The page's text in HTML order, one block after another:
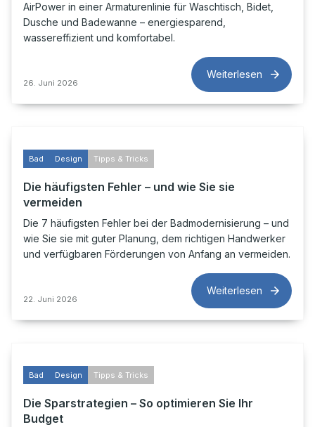
AirPower in einer Armaturenlinie für Waschtisch, Bidet,
Dusche und Badewanne – energiesparend,
wassereffizient und komfortabel.
26. Juni 2026
Weiterlesen
Bad Design Tipps & Tricks
Die häufigsten Fehler – und wie Sie sie
vermeiden
Die 7 häufigsten Fehler bei der Badmodernisierung – und
wie Sie sie mit guter Planung, dem richtigen Handwerker
und verfügbaren Förderungen von Anfang an vermeiden.
22. Juni 2026
Weiterlesen
Bad Design Tipps & Tricks
Die Sparstrategien – So optimieren Sie Ihr
Budget